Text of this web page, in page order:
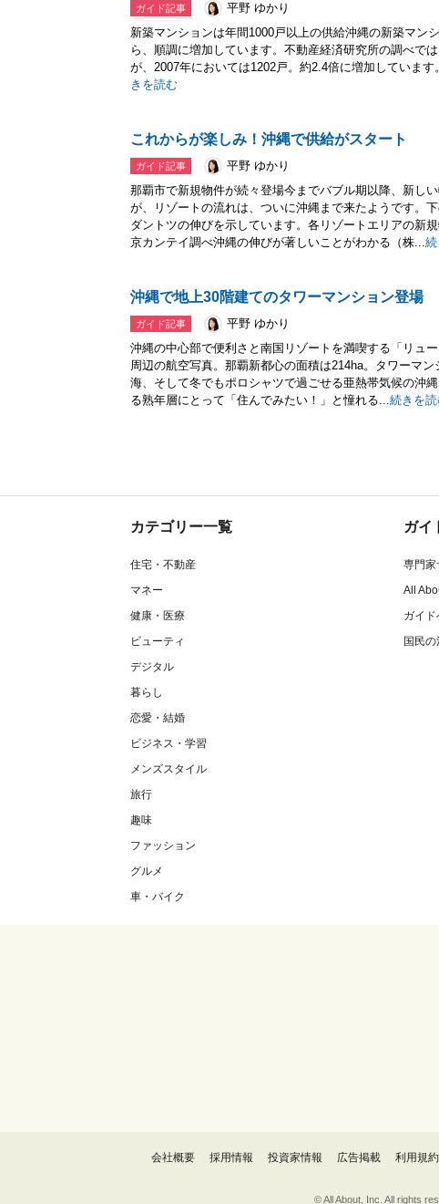
ガイド記事
平野 ゆかり
新築マンションは年間1000戸以上の供給沖縄の新築マン
ら、順調に増加しています。不動産経済研究所の調べで
が、2007年においては1202戸。約2.4倍に増加していま
きを読む
これからが楽しみ！沖縄で供給がスタート
ガイド記事
平野 ゆかり
那覇市で新規物件が続々登場今までバブル期以降、新し
が、リゾートの流れは、ついに沖縄まで来たようです。
ダントツの伸びを示しています。各リゾートエリアの新
京カンテイ調べ沖縄の伸びが著しいことがわかる（株...
沖縄で地上30階建てのタワーマンション登場
ガイド記事
平野 ゆかり
沖縄の中心部で便利さと南国リゾートを満喫する「リュ
周辺の航空写真。那覇新都心の面積は214ha。タワーマ
海、そして冬でもポロシャツで過ごせる亜熱帯気候の沖
る熟年層にとって「住んでみたい！」と憧れる...続きを
カテゴリー一覧
住宅・不動産
マネー
健康・医療
ビューティ
デジタル
暮らし
恋愛・結婚
ビジネス・学習
メンズスタイル
旅行
趣味
ファッション
グルメ
車・バイク
ガイ
専門家
All
ガイ
国民
会社概要 採用情報 投資家情報 広告掲載 利用規約
© All About, Inc. All rights